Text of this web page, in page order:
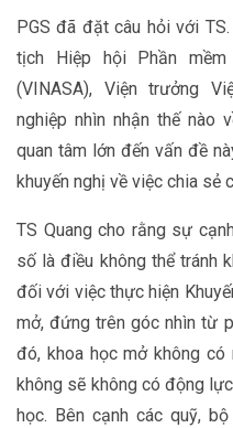
PGS đã đặt câu hỏi với
tịch Hiệp hội Phần
(VINASA), Viện trưởng
nghiệp nhìn nhận thế nào
quan tâm lớn đến vấn đề
khuyến nghị về việc chia sẻ
TS Quang cho rằng sự
số là điều không thể tránh
đối với việc thực hiện
mở, đứng trên góc nhìn từ
đó, khoa học mở không có
không sẽ không có động
học. Bên cạnh các quỹ,